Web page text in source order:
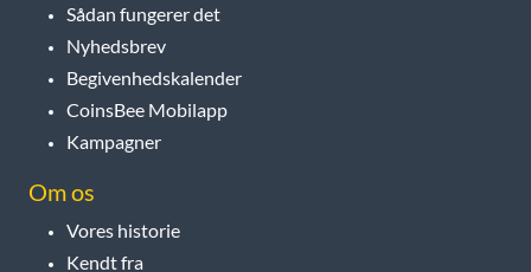
Sådan fungerer det
Nyhedsbrev
Begivenhedskalender
CoinsBee Mobilapp
Kampagner
Om os
Vores historie
Kendt fra